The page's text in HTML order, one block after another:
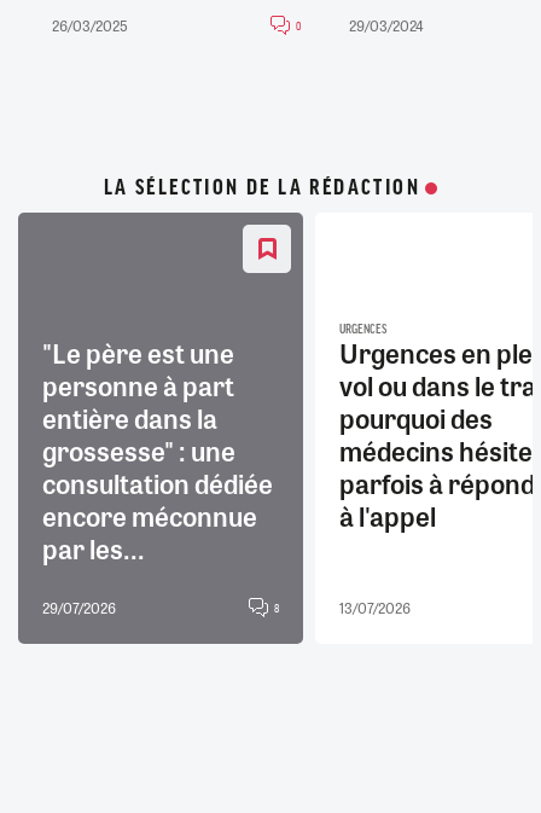
26/03/2025 0 29/03/2024
LA SÉLECTION DE LA RÉDACTION
"Le père est une
personne à part
entière dans la
grossesse" : une
consultation dédiée
encore méconnue
par les...
29/07/2026 8
URGENCES
Urgences en
vol ou dans le
pourquoi des
médecins
parfois à
à l'appel
13/07/2026